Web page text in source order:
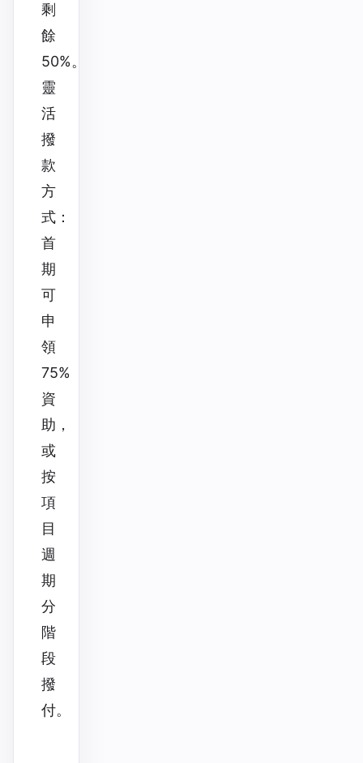
剩
餘
50%。
靈
活
撥
款
方
式：
首
期
可
申
領
75%
資
助，
或
按
項
目
週
期
分
階
段
撥
付。